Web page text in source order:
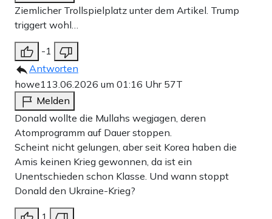
Ziemlicher Trollspielplatz unter dem Artikel. Trump
triggert wohl…
-1
Antworten
howe1 13.06.2026 um 01:16 Uhr 57T
Melden
Donald wollte die Mullahs wegjagen, deren
Atomprogramm auf Dauer stoppen.
Scheint nicht gelungen, aber seit Korea haben die
Amis keinen Krieg gewonnen, da ist ein
Unentschieden schon Klasse. Und wann stoppt
Donald den Ukraine-Krieg?